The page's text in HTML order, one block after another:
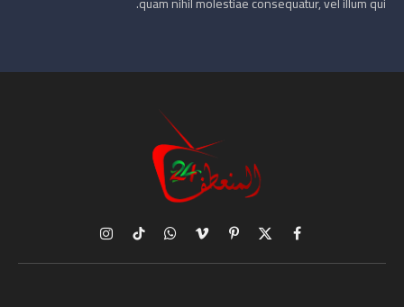
فيسبوك
X
(Twitter)
بينتيريستفيميوواتسابتيكتوكالانستغرام